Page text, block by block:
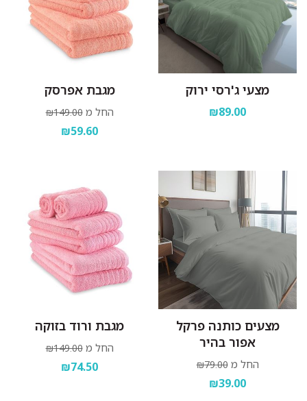
מצעי ג'רסי ירוק
₪89.00
מגבת אפרסק
החל מ ₪149.00
₪59.60
מצעים כותנה פרקל
אפור בהיר
החל מ ₪79.00
₪39.00
מגבת ורוד בזוקה
החל מ ₪149.00
₪74.50